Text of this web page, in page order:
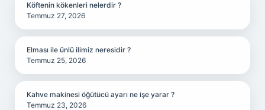
Köftenin kökenleri nelerdir ?
Temmuz 27, 2026
Elması ile ünlü ilimiz neresidir ?
Temmuz 25, 2026
Kahve makinesi öğütücü ayarı ne işe yarar ?
Temmuz 23, 2026